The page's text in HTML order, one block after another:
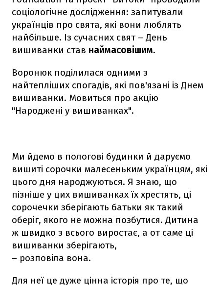
соціологічне дослідження: запитували
українців про свята, які вони люблять
найбільше. Із сучасних свят – День
вишиванки став наймасовішим.
Воронюк поділилася одними з
найтепліших спогадів, які пов'язані із Днем
вишиванки. Мовиться про акцію
"Народжені у вишиванках".
Ми йдемо в пологові будинки й даруємо
вишиті сорочки малесеньким українцям, які
цього дня народжуються. Я знаю, що
пізніше у цих вишиванках їх хрестять, ці
сорочечки зберігають батьки як такий
оберіг, якого не можна позбутися. Дитина
ж швидко з всього виростає, а от саме ці
вишиванки зберігають,
– розповіла вона.
Для неї це дуже цінна історія про те, що